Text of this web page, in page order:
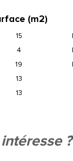
(m2)
15
4
19
13
13
?